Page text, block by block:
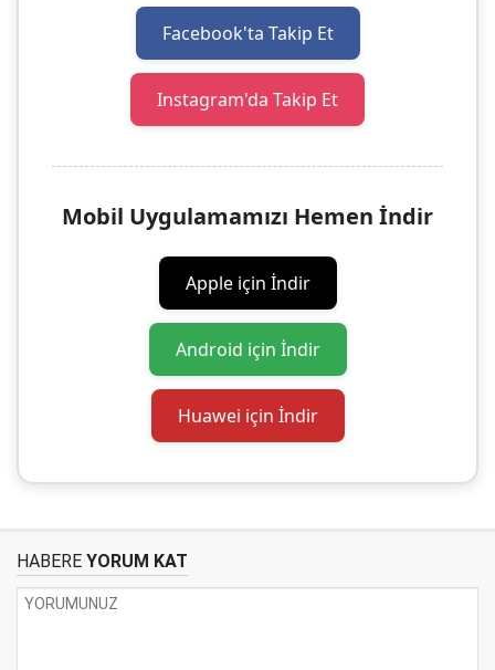
Facebook'ta Takip Et
Instagram'da Takip Et
Mobil Uygulamamızı Hemen İndir
Apple için İndir
Android için İndir
Huawei için İndir
HABERE YORUM KAT